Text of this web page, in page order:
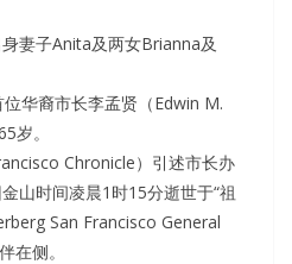
妻子Anita及两女Brianna及
位华裔市长李孟贤（Edwin M.
岁。
Chronicle）引述市长办
山时间凌晨1时15分逝世于“祖
San Francisco General
在侧。